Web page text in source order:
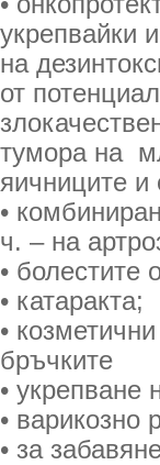
укрепвайки
на
от
тумора на
яичниците
•
ч. – на
• болестите
• катаракта;
•
бръчките
• укрепване
• варикозно
• за